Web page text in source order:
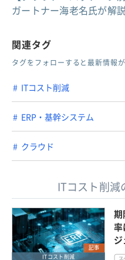
ガートナー海老名氏が解
関連タグ
タグをフォローすると最新情報
ITコスト削減
ERP・基幹システム
クラウド
ITコスト削減
記事
ITコスト削減
率